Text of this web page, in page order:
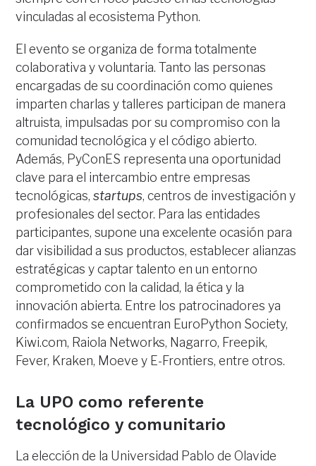
vinculadas al ecosistema Python.
El evento se organiza de forma totalmente
colaborativa y voluntaria. Tanto las personas
encargadas de su coordinación como quienes
imparten charlas y talleres participan de manera
altruista, impulsadas por su compromiso con la
comunidad tecnológica y el código abierto.
Además, PyConES representa una oportunidad
clave para el intercambio entre empresas
tecnológicas,startups, centros de investigación y
profesionales del sector. Para las entidades
participantes, supone una excelente ocasión para
dar visibilidad a sus productos, establecer alianzas
estratégicas y captar talento en un entorno
comprometido con la calidad, la ética y la
innovación abierta. Entre los patrocinadores ya
confirmados se encuentran EuroPython Society,
Kiwi.com, Raiola Networks, Nagarro, Freepik,
Fever, Kraken, Moeve y E-Frontiers, entre otros.
La UPO como referente
tecnológico y comunitario
La elección de la Universidad Pablo de Olavide